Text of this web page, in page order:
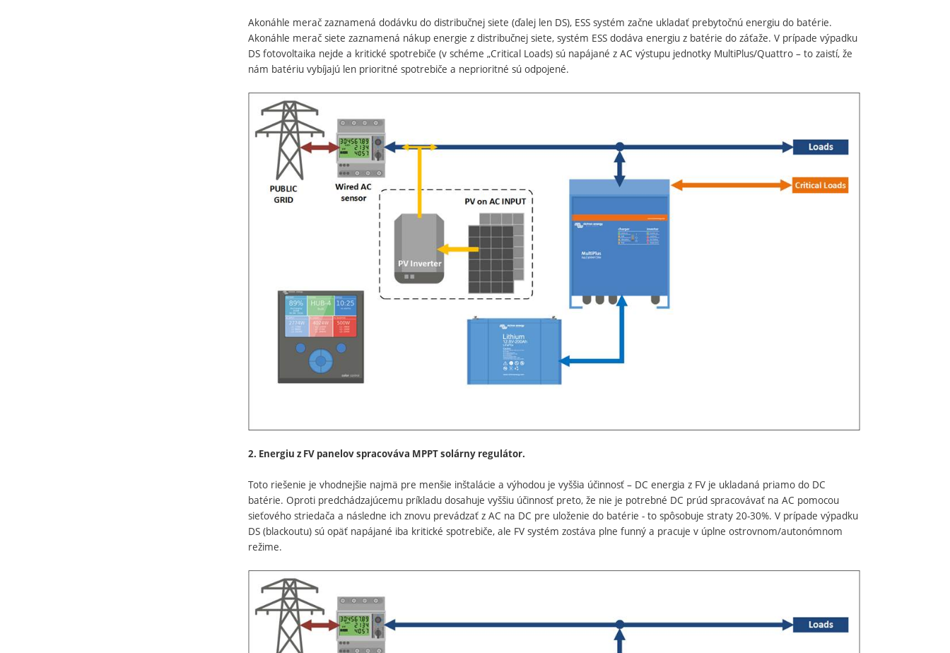
Akonáhle merač zaznamená dodávku do distribučnej siete (ďalej len DS), ESS systém začne ukladať prebytočnú energiu do batérie.
Akonáhle merač siete zaznamená nákup energie z distribučnej siete, systém ESS dodáva energiu z batérie do záťaže. V prípade výpadku
DS fotovoltaika nejde a kritické spotrebiče (v schéme „Critical Loads) sú napájané z AC výstupu jednotky MultiPlus/Quattro – to zaistí, že
nám batériu vybíjajú len prioritné spotrebiče a neprioritné sú odpojené.
2. Energiu z FV panelov spracováva MPPT solárny regulátor.
Toto riešenie je vhodnejšie najmä pre menšie inštalácie a výhodou je vyššia účinnosť – DC energia z FV je ukladaná priamo do DC
batérie. Oproti predchádzajúcemu príkladu dosahuje vyššiu účinnosť preto, že nie je potrebné DC prúd spracovávať na AC pomocou
sieťového striedača a následne ich znovu prevádzať z AC na DC pre uloženie do batérie - to spôsobuje straty 20-30%. V prípade výpadku
DS (blackoutu) sú opäť napájané iba kritické spotrebiče, ale FV systém zostáva plne funný a pracuje v úplne ostrovnom/autonómnom
režime.